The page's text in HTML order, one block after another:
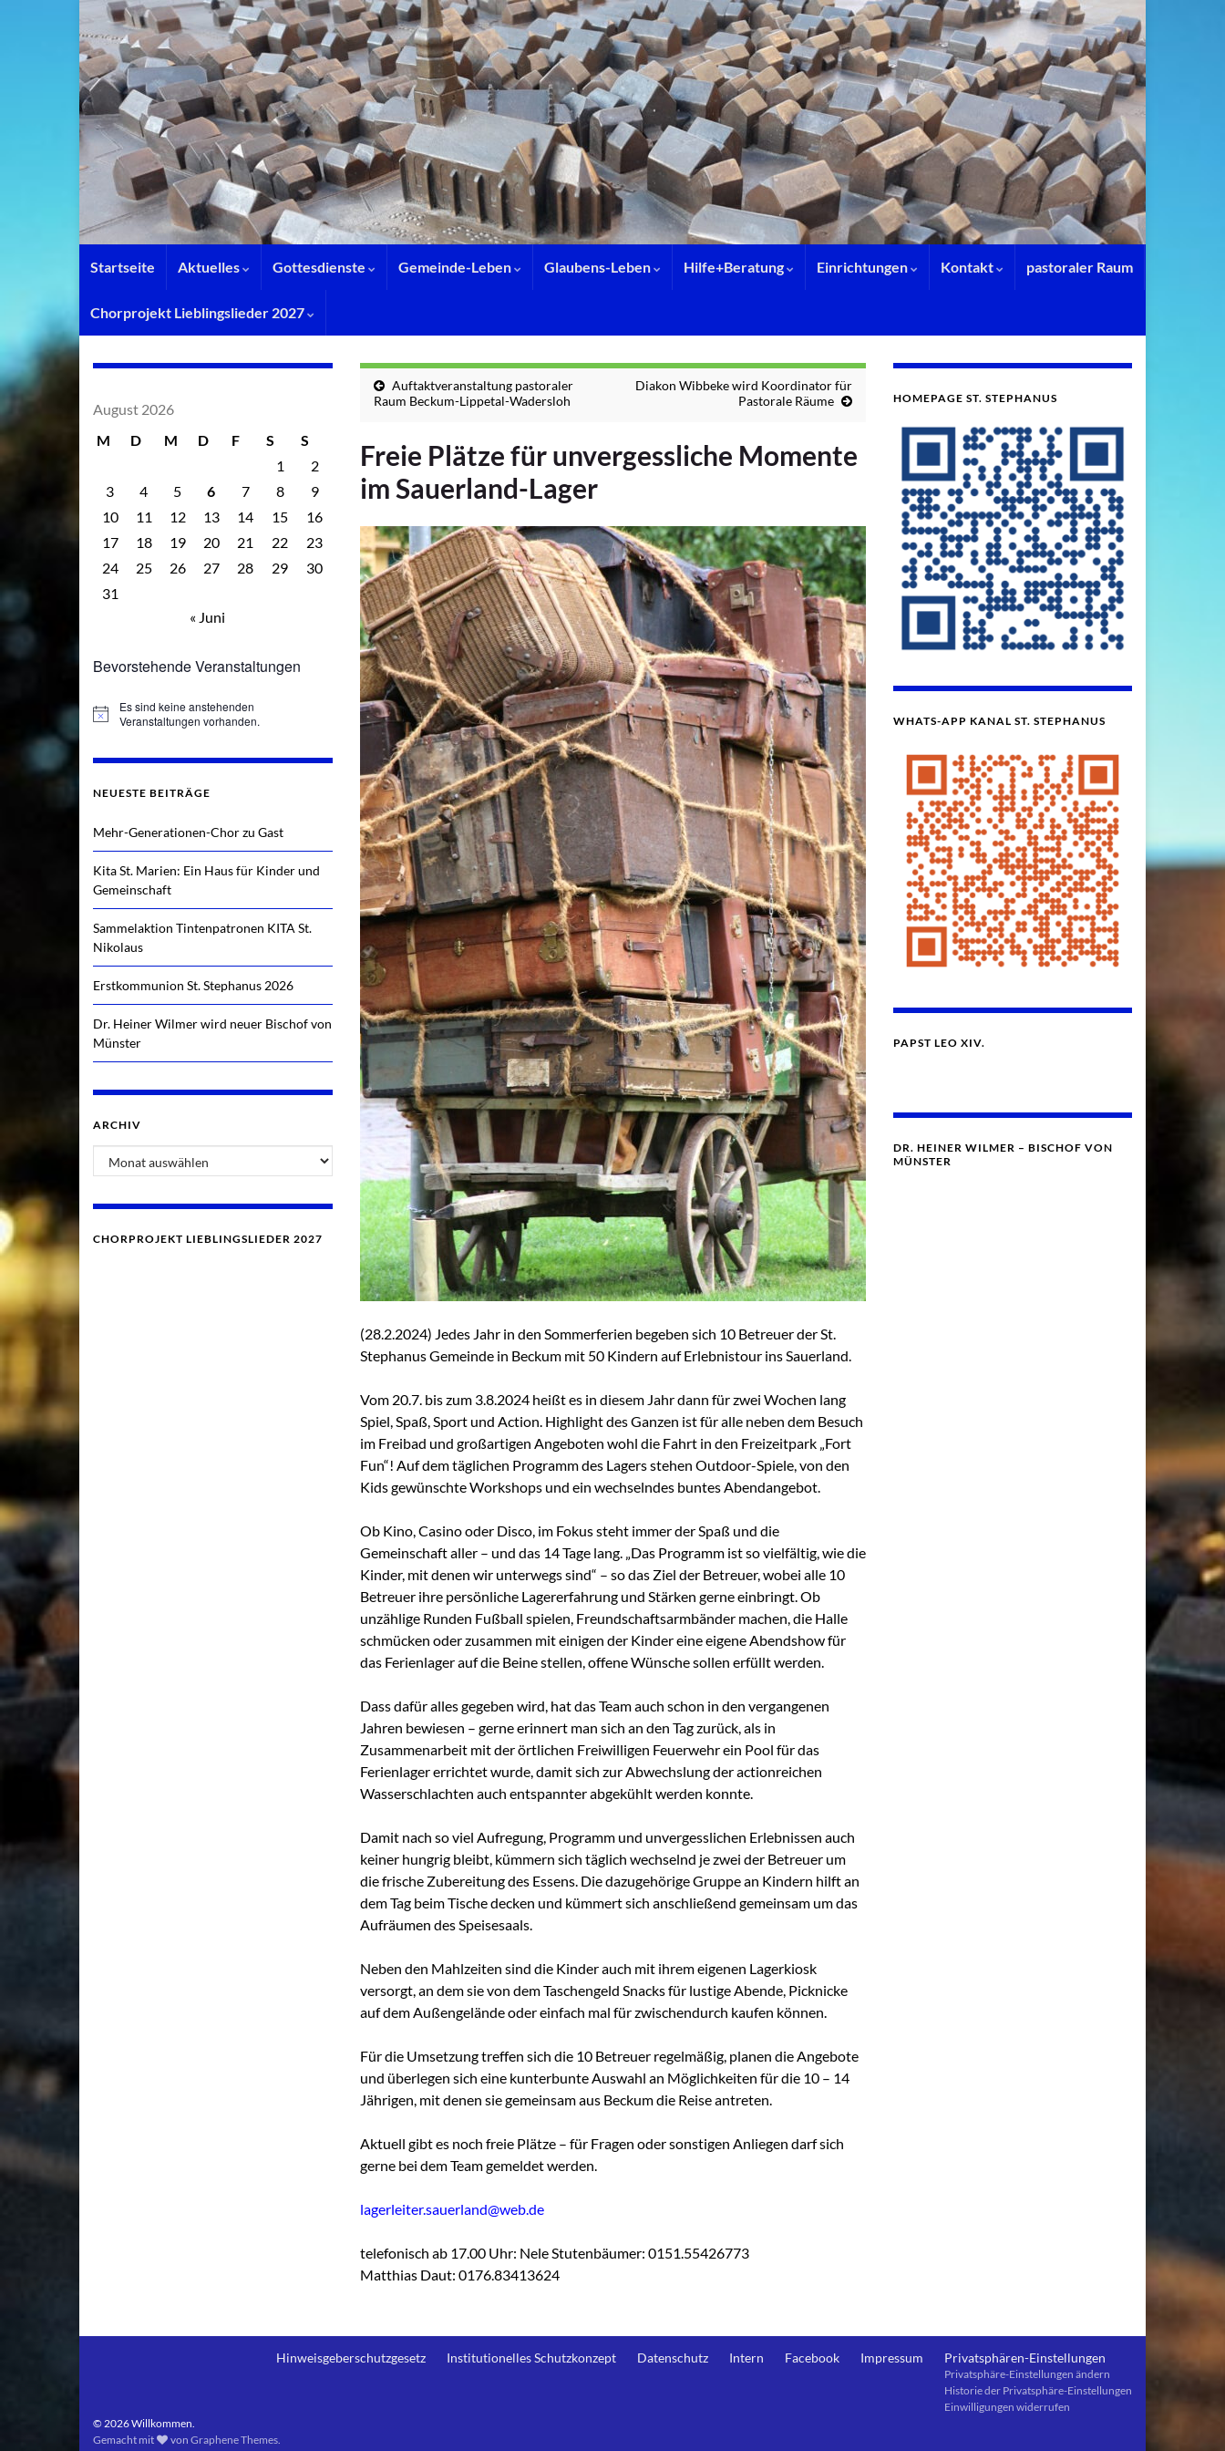
Startseite Aktuelles Gottesdienste Gemeinde-Leben Glaubens-Leben Hilfe+Beratung Einrichtungen Kontakt pastoraler Raum
Chorprojekt Lieblingslieder 2027
Auftaktveranstaltung pastoraler
Raum Beckum-Lippetal-Wadersloh
Diakon Wibbeke wird Koordinator für
Pastorale Räume
Freie Plätze für unvergessliche Momente
im Sauerland-Lager
(28.2.2024) Jedes Jahr in den Sommerferien begeben sich 10 Betreuer der St.
Stephanus Gemeinde in Beckum mit 50 Kindern auf Erlebnistour ins Sauerland.
Vom 20.7. bis zum 3.8.2024 heißt es in diesem Jahr dann für zwei Wochen lang
Spiel, Spaß, Sport und Action. Highlight des Ganzen ist für alle neben dem Besuch
im Freibad und großartigen Angeboten wohl die Fahrt in den Freizeitpark „Fort
Fun“! Auf dem täglichen Programm des Lagers stehen Outdoor-Spiele, von den
Kids gewünschte Workshops und ein wechselndes buntes Abendangebot.
Ob Kino, Casino oder Disco, im Fokus steht immer der Spaß und die
Gemeinschaft aller – und das 14 Tage lang. „Das Programm ist so vielfältig, wie die
Kinder, mit denen wir unterwegs sind“ – so das Ziel der Betreuer, wobei alle 10
Betreuer ihre persönliche Lagererfahrung und Stärken gerne einbringt. Ob
unzählige Runden Fußball spielen, Freundschaftsarmbänder machen, die Halle
schmücken oder zusammen mit einigen der Kinder eine eigene Abendshow für
das Ferienlager auf die Beine stellen, offene Wünsche sollen erfüllt werden.
Dass dafür alles gegeben wird, hat das Team auch schon in den vergangenen
Jahren bewiesen – gerne erinnert man sich an den Tag zurück, als in
Zusammenarbeit mit der örtlichen Freiwilligen Feuerwehr ein Pool für das
Ferienlager errichtet wurde, damit sich zur Abwechslung der actionreichen
Wasserschlachten auch entspannter abgekühlt werden konnte.
Damit nach so viel Aufregung, Programm und unvergesslichen Erlebnissen auch
keiner hungrig bleibt, kümmern sich täglich wechselnd je zwei der Betreuer um
die frische Zubereitung des Essens. Die dazugehörige Gruppe an Kindern hilft an
dem Tag beim Tische decken und kümmert sich anschließend gemeinsam um das
Aufräumen des Speisesaals.
Neben den Mahlzeiten sind die Kinder auch mit ihrem eigenen Lagerkiosk
versorgt, an dem sie von dem Taschengeld Snacks für lustige Abende, Picknicke
auf dem Außengelände oder einfach mal für zwischendurch kaufen können.
Für die Umsetzung treffen sich die 10 Betreuer regelmäßig, planen die Angebote
und überlegen sich eine kunterbunte Auswahl an Möglichkeiten für die 10 – 14
Jährigen, mit denen sie gemeinsam aus Beckum die Reise antreten.
Aktuell gibt es noch freie Plätze – für Fragen oder sonstigen Anliegen darf sich
gerne bei dem Team gemeldet werden.
lagerleiter.sauerland@web.de
telefonisch ab 17.00 Uhr: Nele Stutenbäumer: 0151.55426773
Matthias Daut: 0176.83413624
August 2026
M
D M D F S
S
1
2
3
4 5 6 7 8
9
10
11 12 13 14 15
16
17
18 19 20 21 22
23
24
25 26 27 28 29
30
31
« Juni
Bevorstehende Veranstaltungen
Hinweis
Es sind keine anstehenden
Veranstaltungen vorhanden.
NEUESTE BEITRÄGE
Mehr-Generationen-Chor zu Gast
Kita St. Marien: Ein Haus für Kinder und
Gemeinschaft
Sammelaktion Tintenpatronen KITA St.
Nikolaus
Erstkommunion St. Stephanus 2026
Dr. Heiner Wilmer wird neuer Bischof von
Münster
ARCHIV
Archiv
CHORPROJEKT LIEBLINGSLIEDER 2027
HOMEPAGE ST. STEPHANUS
WHATS-APP KANAL ST. STEPHANUS
PAPST LEO XIV.
DR. HEINER WILMER – BISCHOF VON
MÜNSTER
Hinweisgeberschutzgesetz Institutionelles Schutzkonzept Datenschutz Intern Facebook Impressum Privatsphären-Einstellungen
Privatsphäre-Einstellungen ändern
Historie der Privatsphäre-Einstellungen
Einwilligungen widerrufen
© 2026 Willkommen.
Gemacht mit
vonGraphene Themes.